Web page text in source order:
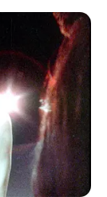
MENU
ET
WIDGETS